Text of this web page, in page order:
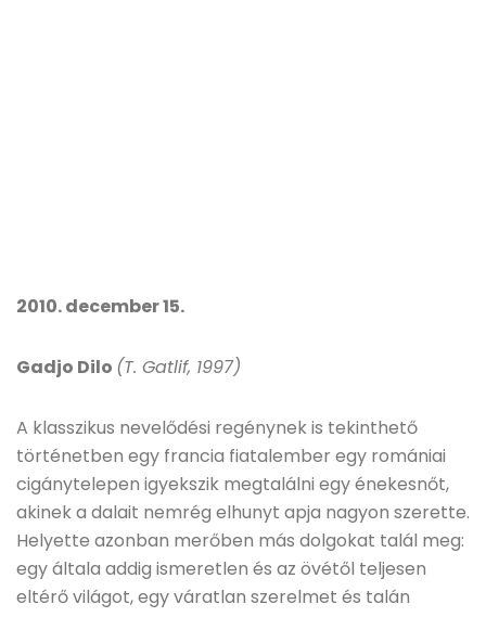
2010. december 15.
Gadjo Dilo (T. Gatlif, 1997)
A klasszikus nevelődési regénynek is tekinthető
történetben egy francia fiatalember egy romániai
cigánytelepen igyekszik megtalálni egy énekesnőt,
akinek a dalait nemrég elhunyt apja nagyon szerette.
Helyette azonban merőben más dolgokat talál meg:
egy általa addig ismeretlen és az övétől teljesen
eltérő világot, egy váratlan szerelmet és talán